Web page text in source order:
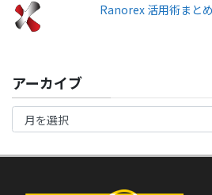
Ranorex 活用術まとめ
アーカイブ